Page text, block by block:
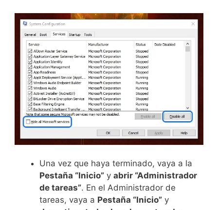
Una vez que haya terminado, vaya a la
Pestaña “Inicio” y abrir “Administrador
de tareas”. En el Administrador de
tareas, vaya a Pestaña “Inicio” y